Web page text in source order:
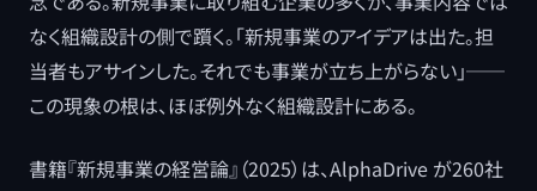
なく組織設計の側で躓く。「新規事業のアイデアは出た。担
当者もアサインした。それでも事業が立ち上がらない」──
この現象の根は、ほぼ例外なく組織設計にある。
書籍『新規事業の経営論』（2025）は、AlphaDrive が260社